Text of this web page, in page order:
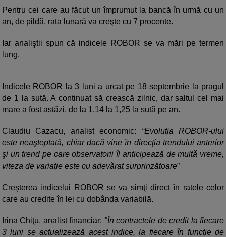
Pentru cei care au făcut un împrumut la bancă în urmă cu un
an, de pildă, rata lunară va creşte cu 7 procente.
Iar analiştii spun că indicele ROBOR se va mări pe termen
lung.
Indicele ROBOR la 3 luni a urcat pe 18 septembrie la pragul
de 1 la sută. A continuat să crească zilnic, dar saltul cel mai
mare a fost astăzi, de la 1,14 la 1,25 la sută pe an.
Claudiu Cazacu, analist economic: “Evoluţia ROBOR-ului
este neaşteptată, chiar dacă vine în direcţia trendului anterior
şi un trend pe care observatorii îl anticipează de multă vreme,
viteza de variaţie este cu adevărat surprinzătoare”
Creşterea indicelui ROBOR se va simţi direct în ratele celor
care au credite în lei cu dobânda variabilă.
Irina Chiţu, analist financiar: ″În contractele de credit la fiecare
3 luni se actualizează acest indice, la fiecare în funcţie de